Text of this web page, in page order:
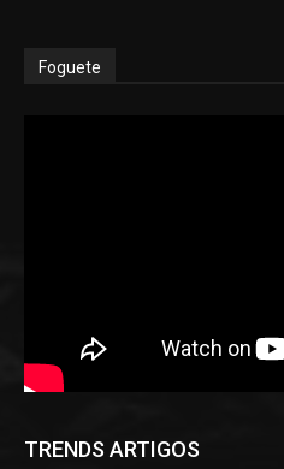
Foguete
TRENDS ARTIGOS